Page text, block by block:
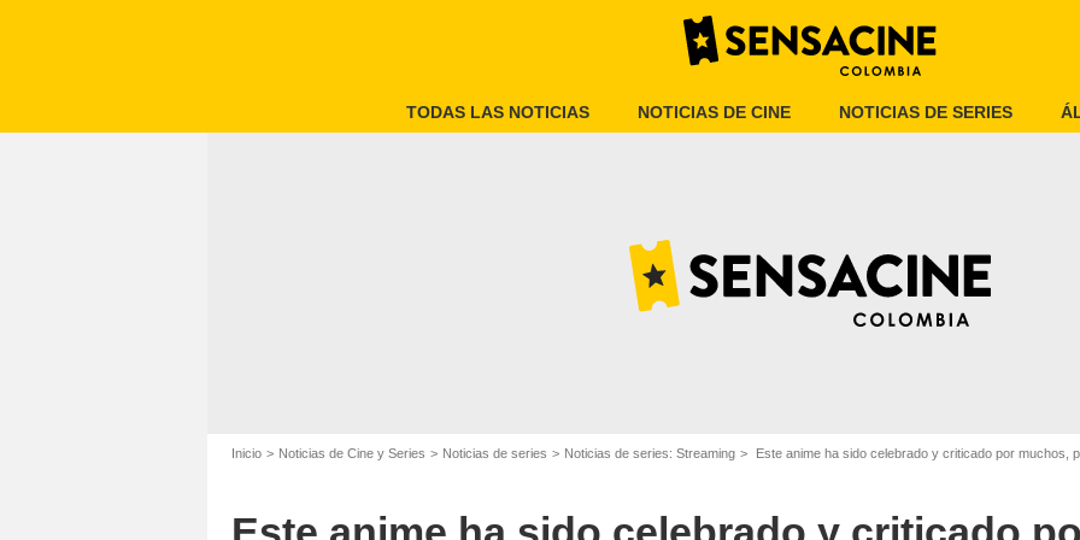
TODAS LAS NOTICIAS NOTICIAS DE CINE NOTICIAS DE SERIES
Inicio Noticias de Cine y Series Noticias de series Noticias de series: Streaming Este anime ha sido celebrado y criticado por muchos,